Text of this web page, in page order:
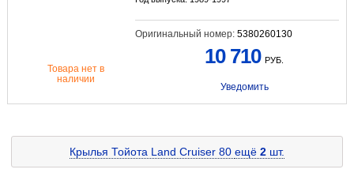
Оригинальный номер: 5380260130
Товара нет в
наличии
10 710 РУБ.
Уведомить
Крылья Тойота Land Cruiser 80 ещё 2 шт.